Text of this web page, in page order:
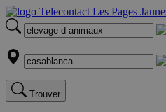
Trouver